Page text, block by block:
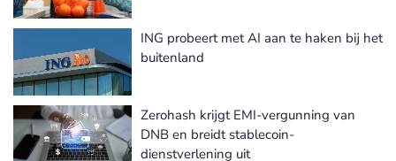
ING probeert met AI aan te haken bij het
buitenland
Zerohash krijgt EMI-vergunning van
DNB en breidt stablecoin-
dienstverlening uit